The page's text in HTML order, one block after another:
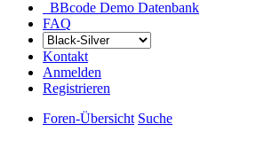
BBcode Demo Datenbank
FAQ
Kontakt
Anmelden
Registrieren
Foren-Übersicht Suche